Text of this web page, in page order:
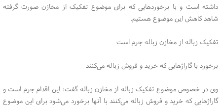
داشته است و با برخوردهایی که برای موضوع تفکیک از مخازن صورت گرفته
شاهد کاهش این موضوع هستیم.
تفکیک زباله از مخازن زباله جرم است
برخورد با گاراژهایی که خرید و فروش زباله می‌کنند
وی در خصوص موضوع تفکیک زباله از مخازن زباله گفت: این اقدام جرم است و
گاراژهایی که خرید و فروش زباله می‌کنند با آنها برخورد می‌شود برای این موضوع